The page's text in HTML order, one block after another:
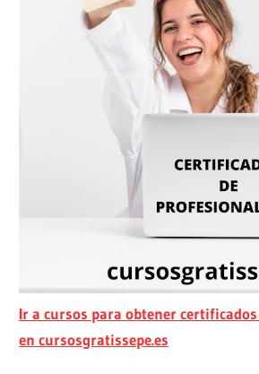
Ir a cursos para obtener
en cursosgratissepe.es